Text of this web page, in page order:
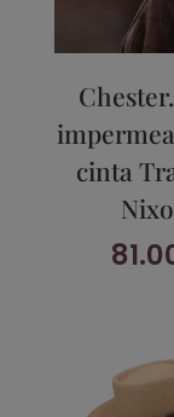
cinta